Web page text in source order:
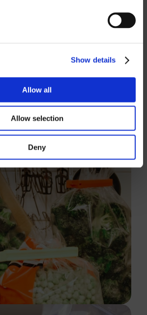
Show details
Allow all
Allow selection
Deny
Stäng
Logga in